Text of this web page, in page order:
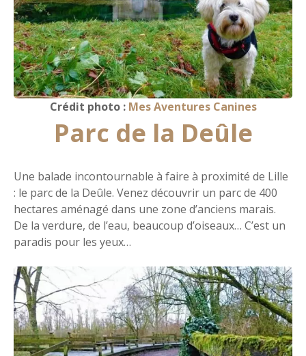
Crédit photo : Mes Aventures Canines
Parc de la Deûle
Une balade incontournable à faire à proximité de Lille
: le parc de la Deûle. Venez découvrir un parc de 400
hectares aménagé dans une zone d’anciens marais.
De la verdure, de l’eau, beaucoup d’oiseaux… C’est un
paradis pour les yeux…